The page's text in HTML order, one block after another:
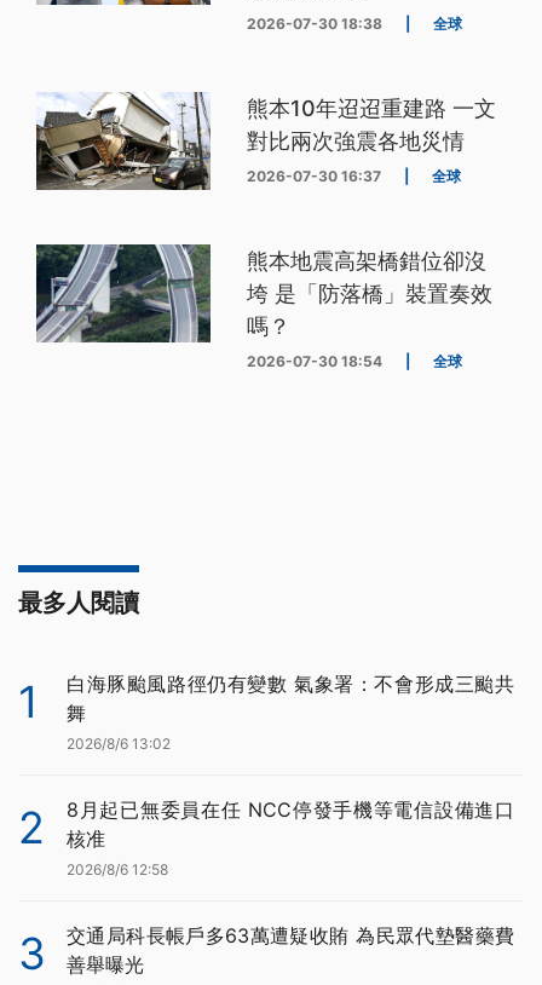
2026-07-30 18:38 全球
熊本10年迢迢重建路 一文
對比兩次強震各地災情
2026-07-30 16:37 全球
熊本地震高架橋錯位卻沒
垮 是「防落橋」裝置奏效
嗎？
2026-07-30 18:54 全球
最多人閱讀
1
白海豚颱風路徑仍有變數 氣象署：不會形成三颱共
舞
2026/8/6 13:02
2
8月起已無委員在任 NCC停發手機等電信設備進口
核准
2026/8/6 12:58
3
交通局科長帳戶多63萬遭疑收賄 為民眾代墊醫藥費
善舉曝光